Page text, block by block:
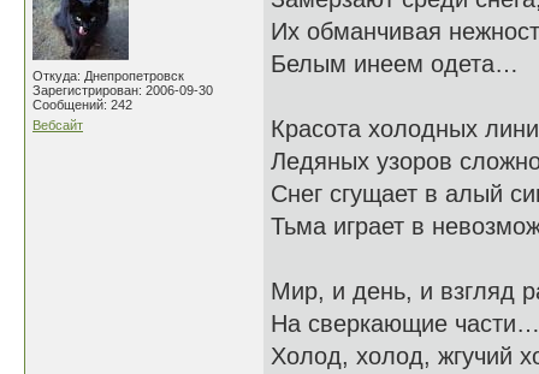
Откуда: Днепропетровск
Зарегистрирован: 2006-09-30
Сообщений: 242
Вебсайт
Их обманчивая
Белым инеем одета…
Красота холодных
Ледяных узоров
Снег сгущает в алый
Тьма играет в
Мир, и день, и взгляд
На сверкающие части…
Холод, холод, жгучий